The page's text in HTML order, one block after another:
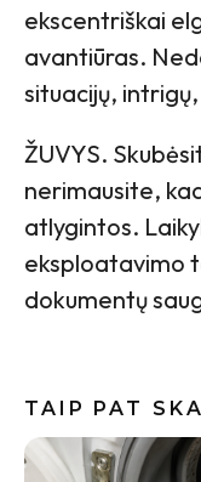
ekscentriškai
avantiūras.
situacijų,
ŽUVYS.
nerimausite,
atlygintos.
eksploatavimo
dokumentų
TAIP PAT